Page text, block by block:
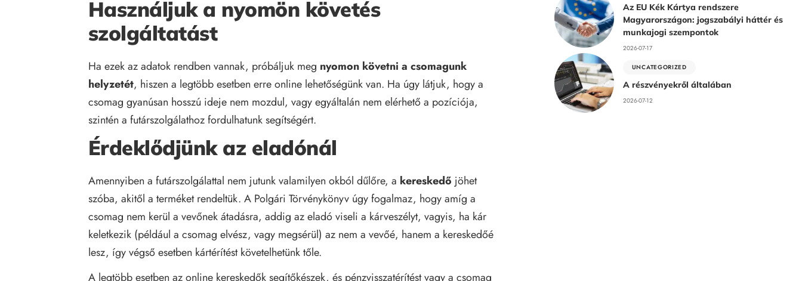
Használjuk a nyomön követés
szolgáltatást
Ha ezek az adatok rendben vannak, próbáljuk meg nyomon követni a csomagunk
helyzetét, hiszen a legtöbb esetben erre online lehetőségünk van. Ha úgy látjuk, hogy a
csomag gyanúsan hosszú ideje nem mozdul, vagy egyáltalán nem elérhető a pozíciója,
szintén a futárszolgálathoz fordulhatunk segítségért.
Érdeklődjünk az eladónál
Amennyiben a futárszolgálattal nem jutunk valamilyen okból dűlőre, a kereskedő jöhet
szóba, akitől a terméket rendeltük. A Polgári Törvénykönyv úgy fogalmaz, hogy amíg a
csomag nem kerül a vevőnek átadásra, addig az eladó viseli a kárveszélyt, vagyis, ha kár
keletkezik (például a csomag elvész, vagy megsérül) az nem a vevőé, hanem a kereskedőé
lesz, így végső esetben kártérítést követelhetünk tőle.
A legtöbb esetben az online kereskedők segítőkészek, és pénzvisszatérítést vagy a csomag
Az EU Kék Kártya rendszere
Magyarországon: jogszabályi háttér és
munkajogi szempontok
2026-07-17
UNCATEGORIZED
A részvényekről általában
2026-07-12